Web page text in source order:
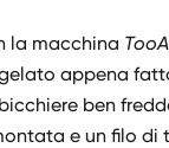
la macchina
appena
ben
e un filo